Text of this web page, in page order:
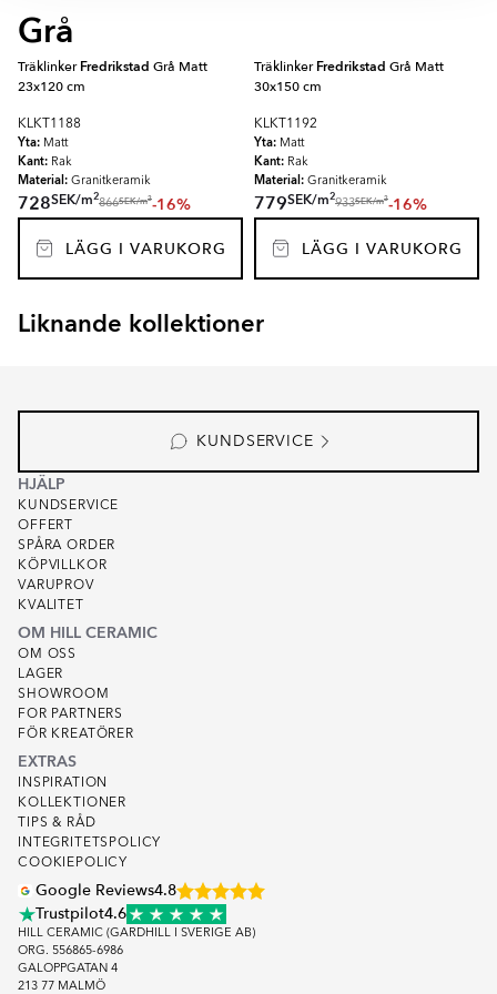
Grå
TräklinkerFredrikstad Grå Matt
23x120 cm
KLKT1188
Yta: Matt
Kant: Rak
Material: Granitkeramik
728SEK/m2
866SEK/m2-16%
LÄGG I VARUKORG
TräklinkerFredrikstad Grå Matt
30x150 cm
KLKT1192
Yta: Matt
Kant: Rak
Material: Granitkeramik
779SEK/m2
933SEK/m2-16%
LÄGG I VARUKORG
Liknande kollektioner
EKEBY
KUNDSERVICE
HJÄLP
KUNDSERVICE
OFFERT
SPÅRA ORDER
KÖPVILLKOR
VARUPROV
KVALITET
OM HILL CERAMIC
OM OSS
LAGER
SHOWROOM
FOR PARTNERS
FÖR KREATÖRER
EXTRAS
INSPIRATION
KOLLEKTIONER
TIPS & RÅD
INTEGRITETSPOLICY
COOKIEPOLICY
Google Reviews4.8
Trustpilot4.6
HILL CERAMIC (GARDHILL I SVERIGE AB)
ORG. 556865-6986
GALOPPGATAN 4
213 77 MALMÖ